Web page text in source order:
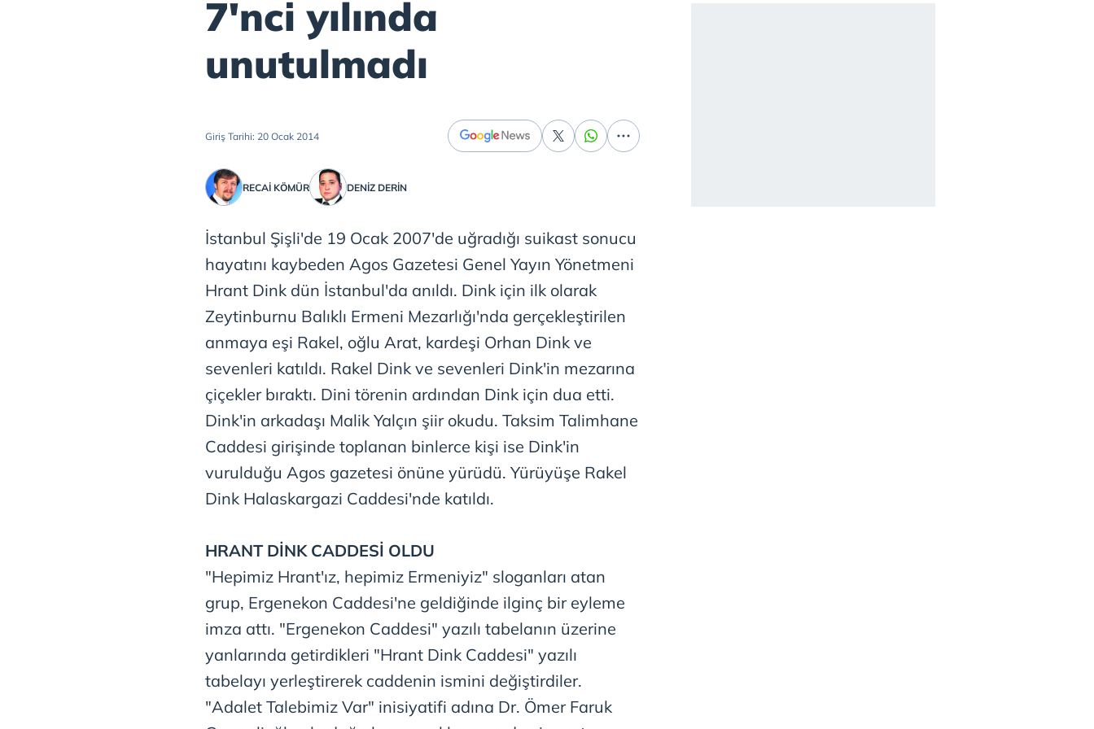
7'nci yılında
unutulmadı
Giriş Tarihi: 20 Ocak 2014
RECAİ KÖMÜR DENİZ DERİN
İstanbul Şişli'de 19 Ocak 2007'de uğradığı suikast sonucu
hayatını kaybeden Agos Gazetesi Genel Yayın Yönetmeni
Hrant Dink dün İstanbul'da anıldı. Dink için ilk olarak
Zeytinburnu Balıklı Ermeni Mezarlığı'nda gerçekleştirilen
anmaya eşi Rakel, oğlu Arat, kardeşi Orhan Dink ve
sevenleri katıldı. Rakel Dink ve sevenleri Dink'in mezarına
çiçekler bıraktı. Dini törenin ardından Dink için dua etti.
Dink'in arkadaşı Malik Yalçın şiir okudu. Taksim Talimhane
Caddesi girişinde toplanan binlerce kişi ise Dink'in
vurulduğu Agos gazetesi önüne yürüdü. Yürüyüşe Rakel
Dink Halaskargazi Caddesi'nde katıldı.
HRANT DİNK CADDESİ OLDU
"Hepimiz Hrant'ız, hepimiz Ermeniyiz" sloganları atan
grup, Ergenekon Caddesi'ne geldiğinde ilginç bir eyleme
imza attı. "Ergenekon Caddesi" yazılı tabelanın üzerine
yanlarında getirdikleri "Hrant Dink Caddesi" yazılı
tabelayı yerleştirerek caddenin ismini değiştirdiler.
"Adalet Talebimiz Var" inisiyatifi adına Dr. Ömer Faruk